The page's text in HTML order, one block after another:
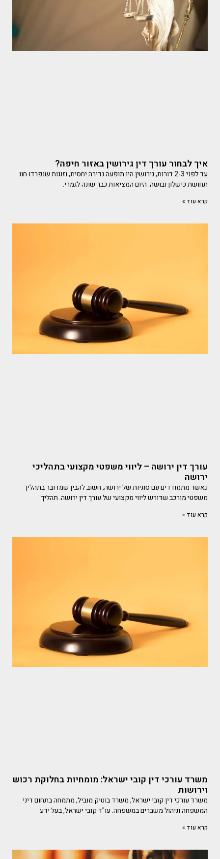
איך לבחור עורך דין גירושין באזור חיפה?
עד לפני 2-3 דורות, גירושין היו תופעה נדירה יחסית, וזוגות שנפרדו חוו
תחושת כישלון ובושה. היום המציאות כבר שונה לגמרי.
קרא עוד »
עורך דין ירושה – ליווי משפטי מקצועי בתהליכי
ירושה
כאשר מתמודדים עם סוגיות של ירושה, חשוב להבין שמדובר בתהליך
משפטי מורכב שדורש ליווי מקצועי של עורך דין ירושה. תהליך
קרא עוד »
משרד עורכי דין קובי ישראל: מומחיות בחלוקת רכוש
וירושות
משרד עורכי דין קובי ישראל, משרד בוטיק מוביל, מתמחה בתחום דיני
המשפחה וניהול משברים במשפחה. עו"ד קובי ישראל, בעל ידע
קרא עוד »